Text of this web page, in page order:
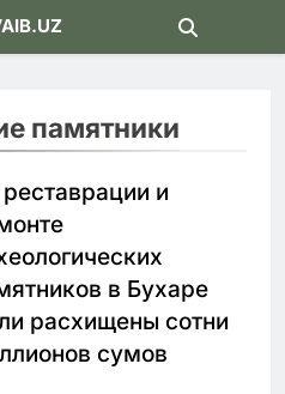
памятники
и
в Бухаре
расхищены сотни
сумов